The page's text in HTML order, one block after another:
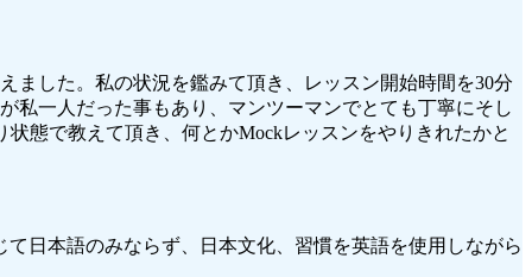
ました。私の状況を鑑みて頂き、レッスン開始時間を30分
私一人だった事もあり、マンツーマンでとても丁寧にそし
態で教えて頂き、何とかMockレッスンをやりきれたかと
日本語のみならず、日本文化、習慣を英語を使用しながら